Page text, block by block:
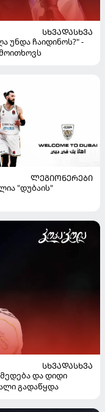
ᲡᲮᲕᲐᲓᲐᲡᲮᲕᲐ
უნდა ჩაიდინოს?" -
ᲚᲔᲒᲘᲝᲜᲔᲠᲔᲑᲘ
"დუბაის"
ᲡᲮᲕᲐᲓᲐᲡᲮᲕᲐ
და დიდი
გადაწყდა